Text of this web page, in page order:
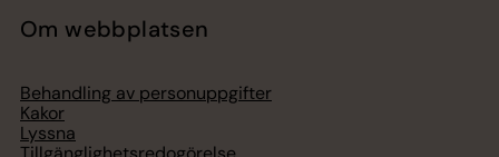
Om webbplatsen
Behandling av personuppgifter
Kakor
Lyssna